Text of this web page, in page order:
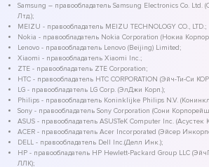
Samsung – правообладатель Samsung Electronics Co. Ltd.
Лтд.);
MEIZU - правообладатель MEIZU TECHNOLOGY CO., LTD.;
Nokia - правообладатель Nokia Corporation (Нокиа
Lenovo - правообладатель Lenovo (Beijing) Limited;
Xiaomi - правообладатель Xiaomi Inc.;
ZTE - правообладатель ZTE Corporation;
HTC - правообладатель HTC CORPORATION (Эйч-Ти-Си
LG - правообладатель LG Corp. (ЭлДжи Корп.);
Philips - правообладатель Koninklijke Philips N.V.
Sony - правообладатель Sony Corporation (Сони
ASUS - правообладатель ASUSTeK Computer Inc.
ACER - правообладатель Acer Incorporated (Эйсер
DELL - правообладатель Dell Inc.(Делл Инк.);
HP - правообладатель HP Hewlett-Packard Group LLC
ЛЛК);